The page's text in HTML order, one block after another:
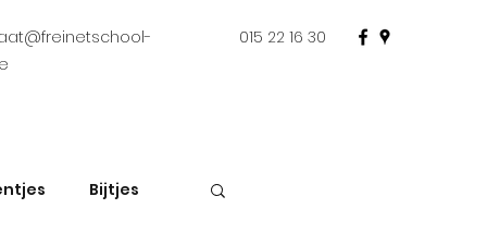
015 22 16 30
Bijtjes